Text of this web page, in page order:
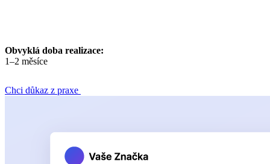
Obvyklá doba realizace:
1–2 měsíce
Chci důkaz z praxe